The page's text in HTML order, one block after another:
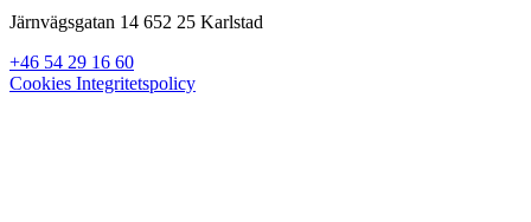
Järnvägsgatan 14 652 25 Karlstad
+46 54 29 16 60
Cookies Integritetspolicy